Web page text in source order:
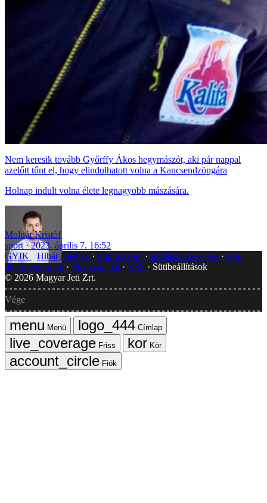
Nem keresik tovább Győrffy Ákos hegymászót, aki pár nappal
azelőtt tűnt el, hogy elindulhatott volna a Kancsendzöngára
Holnap indult volna élete legnagyobb mászására.
Molnár Kristóf
sport
2023. április 7. 16:52
GYIK
Hibát jelentek Impresszum Javítások kezelése
Jogi
dokumentumok
Médiaajánlat RSS
Sütibeállítások
© 2026 Magyar Jeti Zrt.
Vége
Menü
Címlap
Friss
Kör
Fiók